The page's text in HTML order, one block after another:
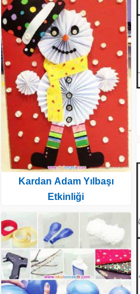
Kardan Adam Yılbaşı
Etkinliği